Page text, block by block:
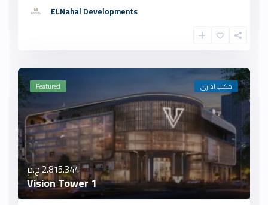
ELNahal Developments
Featured مكتب ادارى
2.815.344 ج.م
Vision Tower 1